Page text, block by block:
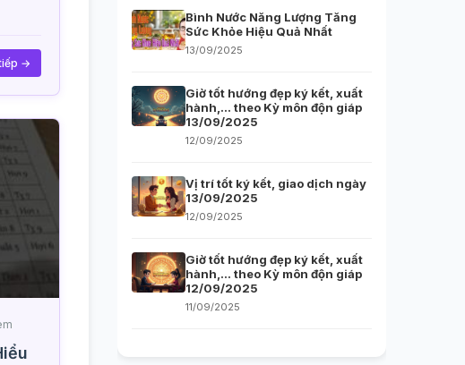
→
Bình Nước Năng Lượng Tăng
Sức Khỏe Hiệu Quả Nhất
13/09/2025
Giờ tốt hướng đẹp ký kết, xuất
hành,… theo Kỳ môn độn giáp
13/09/2025
12/09/2025
Vị trí tốt ký kết, giao dịch ngày
13/09/2025
12/09/2025
Giờ tốt hướng đẹp ký kết, xuất
hành,… theo Kỳ môn độn giáp
12/09/2025
11/09/2025